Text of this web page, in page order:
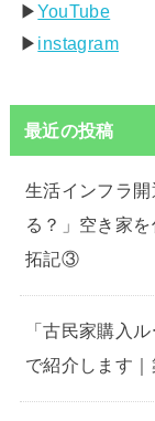
▶︎YouTube
▶︎ instagram
最近の投稿
生活インフラ
る？」空き家
拓記③
「古民家購入
で紹介します